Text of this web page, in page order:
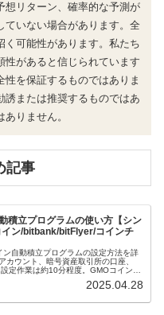
想リターン、確率的な予測が
ていない場合があります。全
く可能性があります。私たち
性があると信じられています
を保証するものではありま
誘または推奨するものではあ
りません。
記事
積立プログラムの使い方【シン
イン/bitbank/bitFlyer/コインチ
ン自動積立プログラムの設定方法を詳
カウント、暗号資産取引所の口座、
定作業は約10分程度。GMOコイン、
は自己責任、ご利用は計画的に！
2025.04.28